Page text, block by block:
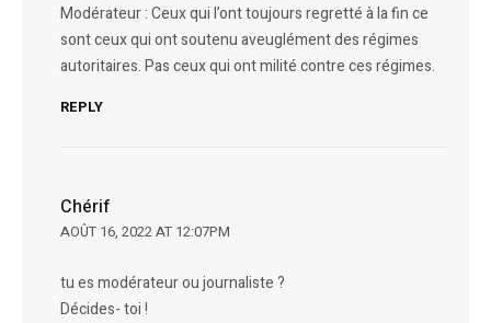
Modérateur : Ceux qui l’ont toujours regretté à la fin ce
sont ceux qui ont soutenu aveuglément des régimes
autoritaires. Pas ceux qui ont milité contre ces régimes.
REPLY
Chérif
AOÛT 16, 2022 AT 12:07PM
tu es modérateur ou journaliste ?
Décides- toi !